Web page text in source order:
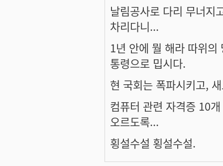
날림공사로 다리 무너지
차리다니...
1년 안에 뭘 해라 따위
통령으로 밉시다.
현 국회는 폭파시키고,
컴퓨터 관련 자격증 10
오르도록...
횡설수설 횡설수설.